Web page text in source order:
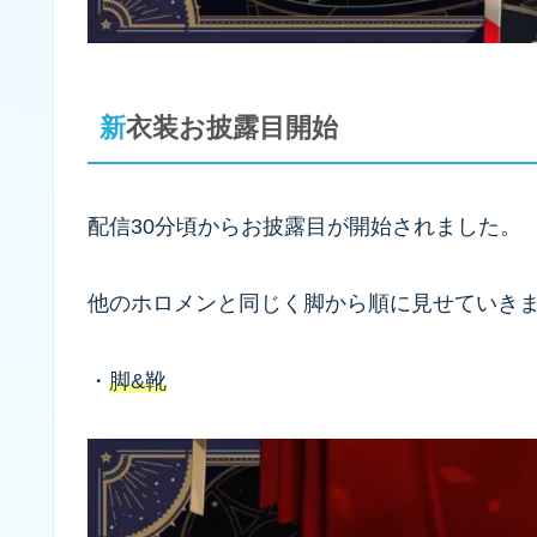
新衣装お披露目開始
配信30分頃からお披露目が開始されました。
他のホロメンと同じく脚から順に見せていき
・ 脚&靴